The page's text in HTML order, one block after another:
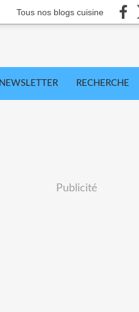
Tous nos blogs cuisine
NEWSLETTER RECHERCHE
Publicité